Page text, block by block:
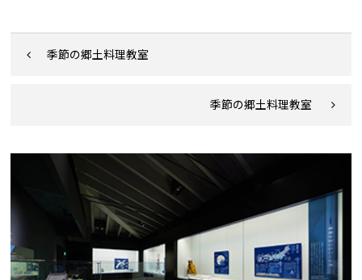
季節の郷土料理教室
季節の郷土料理教室